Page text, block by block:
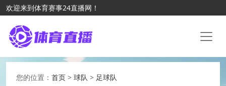
欢迎来到体育赛事24直播网！
您的位置： 首页 > 球队 > 足球队